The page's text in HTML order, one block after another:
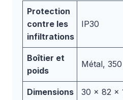
Protection
contre les
infiltrations
IP30
Boîtier et
poids
Métal,
Dimensions 30 x 82 x